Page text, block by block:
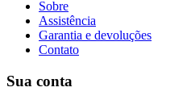
Sobre
Assistência
Garantia e devoluções
Contato
Sua conta